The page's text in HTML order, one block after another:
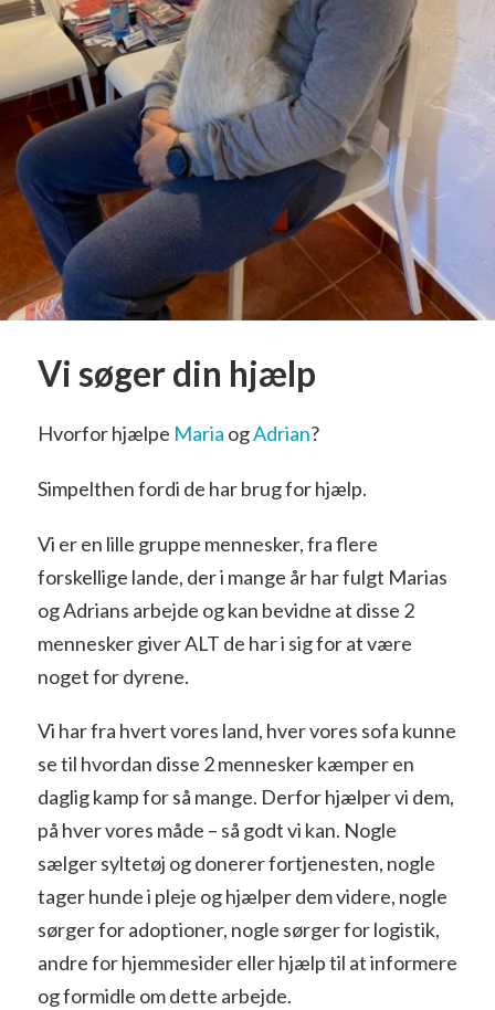
Vi søger din hjælp
Hvorfor hjælpe Maria ogAdrian?
Simpelthen fordi de har brug for hjælp.
Vi er en lille gruppe mennesker, fra flere
forskellige lande, der i mange år har fulgt Marias
og Adrians arbejde og kan bevidne at disse 2
mennesker giver ALT de har i sig for at være
noget for dyrene.
Vi har fra hvert vores land, hver vores sofa kunne
se til hvordan disse 2 mennesker kæmper en
daglig kamp for så mange. Derfor hjælper vi dem,
på hver vores måde – så godt vi kan. Nogle
sælger syltetøj og donerer fortjenesten, nogle
tager hunde i pleje og hjælper dem videre, nogle
sørger for adoptioner, nogle sørger for logistik,
andre for hjemmesider eller hjælp til at informere
og formidle om dette arbejde.